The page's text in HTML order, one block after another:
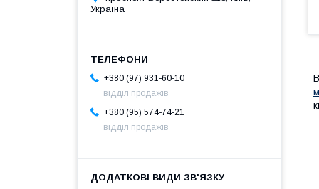
Україна
+380 (97) 931-60-10
відділ продажів
+380 (95) 574-74-21
відділ продажів